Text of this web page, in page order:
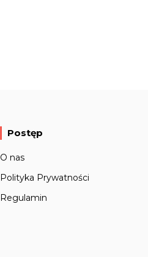
Postęp
O nas
Polityka Prywatności
Regulamin